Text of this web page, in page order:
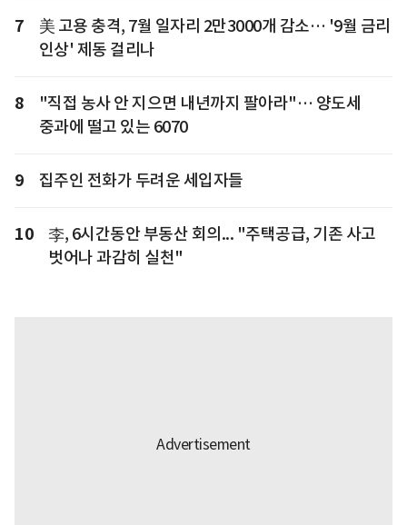
7
美 고용 충격, 7월 일자리 2만3000개 감소… '9월 금리
인상' 제동 걸리나
8
"직접 농사 안 지으면 내년까지 팔아라"… 양도세
중과에 떨고 있는 6070
9 집주인 전화가 두려운 세입자들
10
李, 6시간동안 부동산 회의... "주택공급, 기존 사고
벗어나 과감히 실천"